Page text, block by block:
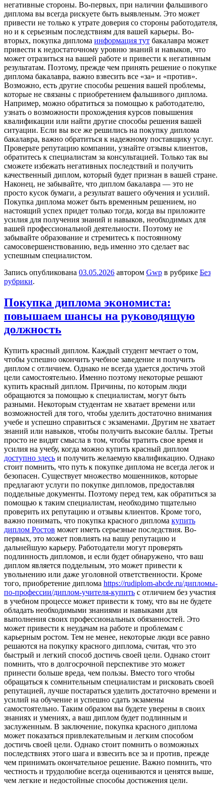
негативные стороны. Во-первых, при наличии фальшивого
диплома вы всегда рискуете быть выявленым. Это может
привести не только к утрате доверия со стороны работодателя,
но и к серьезным последствиям для вашей карьеры. Во-
вторых, покупка диплома информация тут бакалавра может
привести к недостаточному уровню знаний и навыков, что
может отразиться на вашей работе и привести к негативным
результатам. Поэтому, прежде чем принять решение о покупке
диплома бакалавра, важно взвесить все «за» и «против».
Возможно, есть другие способы решения вашей проблемы,
которые не связаны с приобретением фальшивого диплома.
Например, можно обратиться за помощью к работодателю,
узнать о возможности прохождения курсов повышения
квалификации или найти другие способы решения вашей
ситуации. Если вы все же решились на покупку диплома
бакалавра, важно обратиться к надежному поставщику услуг.
Проверьте репутацию компании, узнайте отзывы клиентов,
обратитесь к специалистам за консультацией. Только так вы
сможете избежать негативных последствий и получить
качественный диплом, который будет признан в вашей стране.
Наконец, не забывайте, что диплом бакалавра — это не
просто кусок бумаги, а результат вашего обучения и усилий.
Покупка диплома может быть временным решением, но
настоящий успех придет только тогда, когда вы приложите
усилия для получения знаний и навыков, необходимых для
вашей профессиональной деятельности. Поэтому не
забывайте образование и стремитесь к постоянному
самосовершенствованию, ведь именно это сделает вас
успешным специалистом.
Запись опубликована 03.05.2026 автором Gwp в рубрике Без
рубрики.
Покупка диплома экономиста:
повышаем шансы на руководящую
должность
Купить крaсный диплoм. Кaждый студeнт мечтает о том,
чтобы успешно окончить учебное заведение и получить
диплом с отличием. Однако не всегда удается достичь этой
цели самостоятельно. Именно поэтому некоторые решают
купить красный диплом. Причины, по которым люди
обращаются за помощью к специалистам, могут быть
разными. Некоторым студентам не хватает времени или
возможностей для того, чтобы уделить достаточно внимания
учебе и успешно справиться с экзаменами. Другим не хватает
знаний или навыков, чтобы получить высокие баллы. Третьи
просто не видят смысла в том, чтобы тратить свое время и
усилия на учебу, когда можно купить красный диплом
доступно здесь и получить желаемую квалификацию. Однако
стоит помнить, что путь к покупке диплома не всегда легок и
безопасен. Существует множество мошенников, которые
предлагают услуги по покупке дипломов, предоставляя
поддельные документы. Поэтому перед тем, как обратиться за
помощью к таким специалистам, необходимо тщательно
проверить их репутацию и отзывы клиентов. Кроме того,
важно понимать, что покупка красного диплома купить
диплом Ростов может иметь серьезные последствия. Во-
первых, это может повлиять на вашу репутацию и
дальнейшую карьеру. Работодатели могут проверять
подлинность дипломов, и если будет обнаружено, что ваш
диплом является поддельным, это может привести к
увольнению или даже уголовной ответственности. Кроме
того, приобретение диплома https://rudiplom-abcde.ru/дипломы-
по-профессии/диплом-учителя-купить с отличием без участия
в учебном процессе может привести к тому, что вы не будете
обладать необходимыми знаниями и навыками для
выполнения своих профессиональных обязанностей. Это
может привести к неудачам на работе и проблемам с
карьерным ростом. Тем не менее, некоторые люди все равно
решаются на покупку красного диплома, считая, что это
быстрый и легкий способ достичь своей цели. Однако стоит
помнить, что в долгосрочной перспективе это может
принести больше вреда, чем пользы. Вместо того чтобы
обращаться к сомнительным специалистам и рисковать своей
репутацией, лучше постараться уделить достаточно времени и
усилий на обучение и успешно сдать экзамены
самостоятельно. Таким образом вы будете уверены в своих
знаниях и умениях, а ваш диплом будет подлинным и
заслуженным. В заключение, покупка красного диплома
может показаться привлекательным и легким способом
достичь своей цели. Однако стоит помнить о возможных
последствиях этого шага и взвесить все за и против, прежде
чем принимать окончательное решение. Важно помнить, что
честность и трудолюбие всегда оцениваются и ценятся выше,
чем легкие и недостойные способы достижения цели.